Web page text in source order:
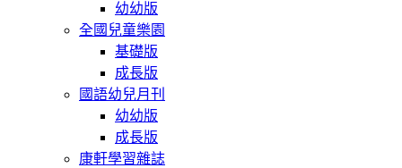
幼幼版
全國兒童樂園
基礎版
成長版
國語幼兒月刊
幼幼版
成長版
康軒學習雜誌